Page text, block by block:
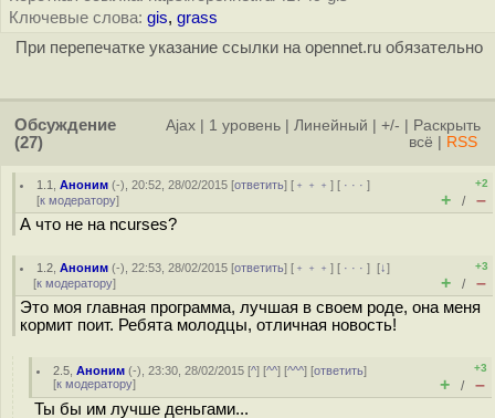
Ключевые слова: gis, grass
При перепечатке указание ссылки на opennet.ru обязательно
Обсуждение
(27)
Ajax 1 уровень Линейный +/-
Раскрыть
всё
RSS
1.1 ,Аноним (-), 20:52, 28/02/2015 [ответить] [ ﹢﹢﹢] [ · · ·]
[к модератору]
+2
+ / –
А что не на ncurses?
1.2 ,Аноним (-), 22:53, 28/02/2015 [ответить] [ ﹢﹢﹢] [ · · ·][↓]
[к модератору]
+3
+ / –
Это моя главная программа, лучшая в своем роде, она меня
кормит поит. Ребята молодцы, отличная новость!
2.5 ,Аноним (-), 23:30, 28/02/2015 [^] [^^] [^^^] [ответить]
[к модератору]
+3
+ / –
Ты бы им лучше деньгами...